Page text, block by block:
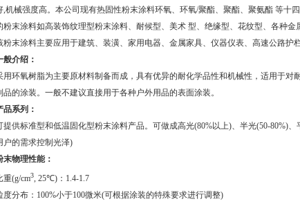
,机械强度高。本公司现有热固性粉末涂料环氧、环氧/聚酯、聚酯、聚氨酯 等十
粉末涂料如高装饰纹理型粉末涂料、耐候型、美术 型、绝缘型、花纹型、各种金
粉末涂料主要应用于建筑、装潢、家用电器、金属家具、仪器仪表、高速公路护
般介绍：
用环氧树脂为主要原材料制备而成，具有优异的耐化学品性和机械性，适用于对
品的涂装。一般不建议直接用于各种户外用品的表面涂装。
品系列：
提供标准型和低温固化型粉末涂料产品。可做成高光(80%以上)、半光(50-80%)
户的需求控制光泽)
末物理性能：
重(g/cm3, 25℃)：1.4-1.7
度分布：100%小于100微米(可根据涂装的特殊要求进行调整)